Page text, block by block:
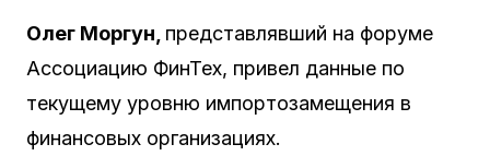
Олег Моргун представлявший на форуме
Ассоциацию ФинТех, привел данные по
текущему уровню импортозамещения в
финансовых организациях.